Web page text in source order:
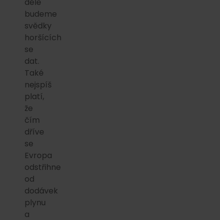
budeme
svědky
horšících
se
dat.
Také
nejspíš
platí,
že
čím
dříve
se
Evropa
odstřihne
od
dodávek
plynu
a